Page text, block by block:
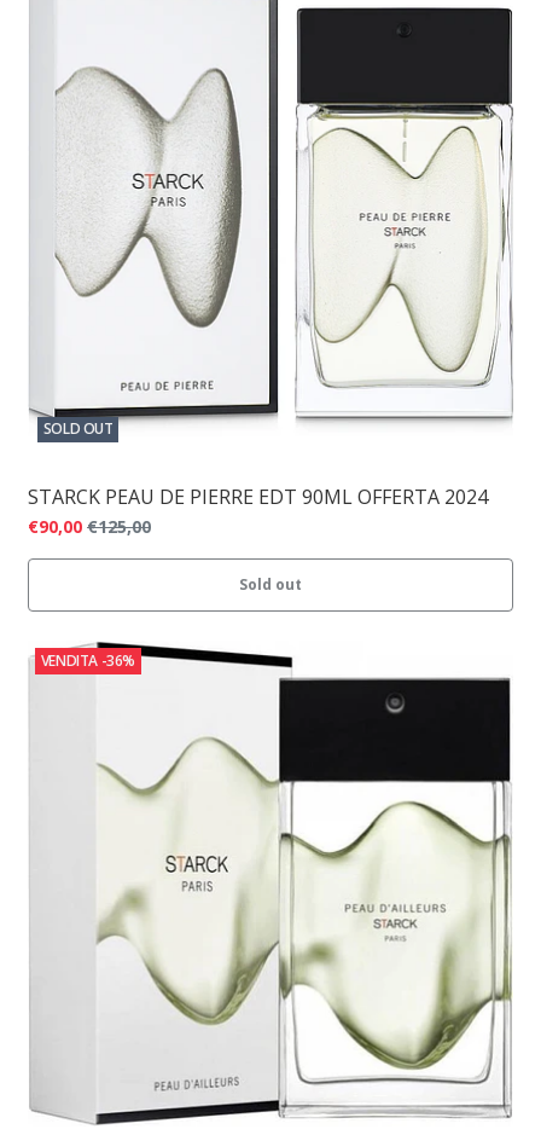
SOLD OUT
STARCK PEAU DE PIERRE EDT 90ML OFFERTA 2024
€90,00 €125,00
Sold out
VENDITA -36%